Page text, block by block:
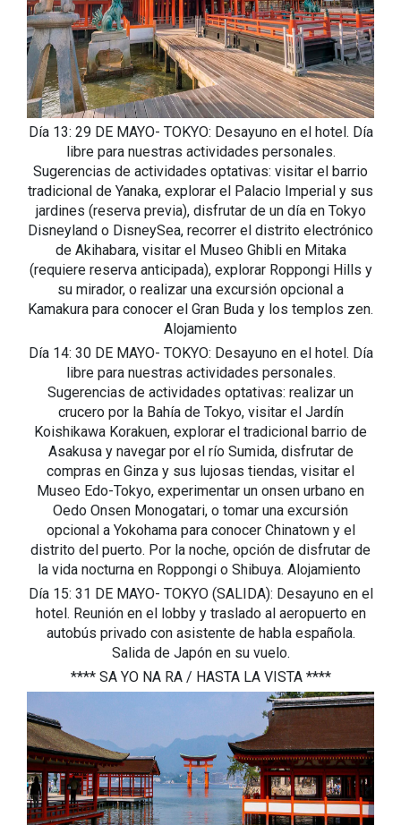
Día 13: 29 DE MAYO- TOKYO: Desayuno en el hotel. Día
libre para nuestras actividades personales.
Sugerencias de actividades optativas: visitar el barrio
tradicional de Yanaka, explorar el Palacio Imperial y sus
jardines (reserva previa), disfrutar de un día en Tokyo
Disneyland o DisneySea, recorrer el distrito electrónico
de Akihabara, visitar el Museo Ghibli en Mitaka
(requiere reserva anticipada), explorar Roppongi Hills y
su mirador, o realizar una excursión opcional a
Kamakura para conocer el Gran Buda y los templos zen.
Alojamiento
Día 14: 30 DE MAYO- TOKYO: Desayuno en el hotel. Día
libre para nuestras actividades personales.
Sugerencias de actividades optativas: realizar un
crucero por la Bahía de Tokyo, visitar el Jardín
Koishikawa Korakuen, explorar el tradicional barrio de
Asakusa y navegar por el río Sumida, disfrutar de
compras en Ginza y sus lujosas tiendas, visitar el
Museo Edo-Tokyo, experimentar un onsen urbano en
Oedo Onsen Monogatari, o tomar una excursión
opcional a Yokohama para conocer Chinatown y el
distrito del puerto. Por la noche, opción de disfrutar de
la vida nocturna en Roppongi o Shibuya. Alojamiento
Día 15: 31 DE MAYO- TOKYO (SALIDA): Desayuno en el
hotel. Reunión en el lobby y traslado al aeropuerto en
autobús privado con asistente de habla española.
Salida de Japón en su vuelo.
**** SA YO NA RA / HASTA LA VISTA ****